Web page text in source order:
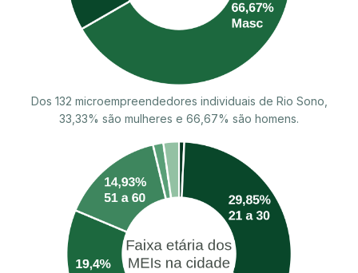
Dos 132 microempreendedores individuais de Rio Sono,
33,33% são mulheres e 66,67% são homens.